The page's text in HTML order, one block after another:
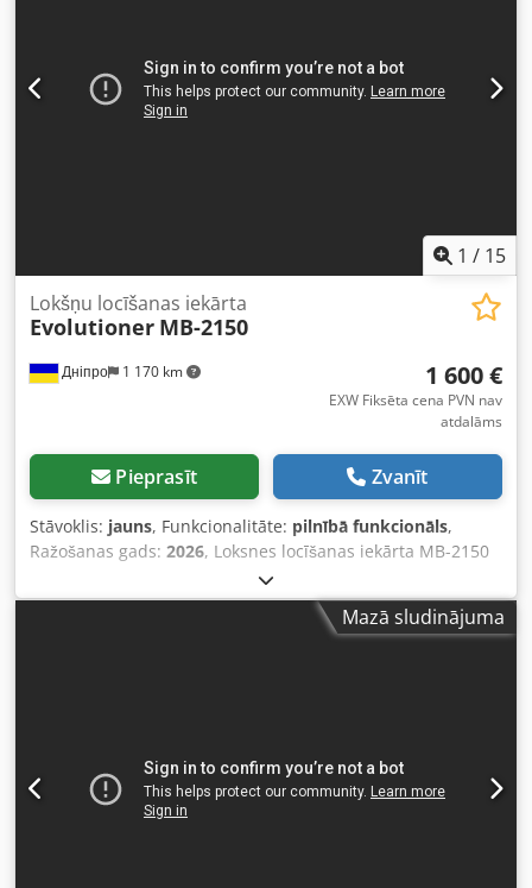
skala - Leņķa atdure - Aizmugurējais rāmis - Priekšējie
dziļuma atduri - CE sertifikāts - 12 mēnešu garantija
Piederumi: rullīšu šķēres (līdz 0,8 mm) 350 EUR Piegāde
1 / 15
Дніпро 1 170 km
Lokšņu locīšanas iekārta
Evolutioner MB-2150
1 600 €
EXW Fiksēta cena PVN nav
atdalāms
Pieprasīt Zvanīt
Stāvoklis: jauns, Funkcionalitāte: pilnībā funkcionāls,
Ražošanas gads: 2026, Loksnes locīšanas iekārta MB-2150
paredzēta metāla lokšņu liekšanai līdz 2150 mm garumam
un maksimālajam biezumam 1 mm. Ar mūsu lokšņu
locīšanas iekārtām iespējams izgatavot jumta, ventilācijas,
iekārtu. Vai arī izmantot viļņoto sliedi, lai ražotu viļņotās
loksnes sienām un jumta paneļiem. Tas būtiski paplašina
iekārtas funkcionalitāti, palīdz ietaupīt līdzekļus,
Mazā sludinājuma